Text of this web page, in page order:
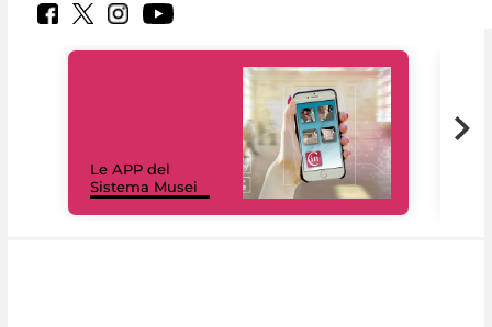
Le APP del
Sistema Musei